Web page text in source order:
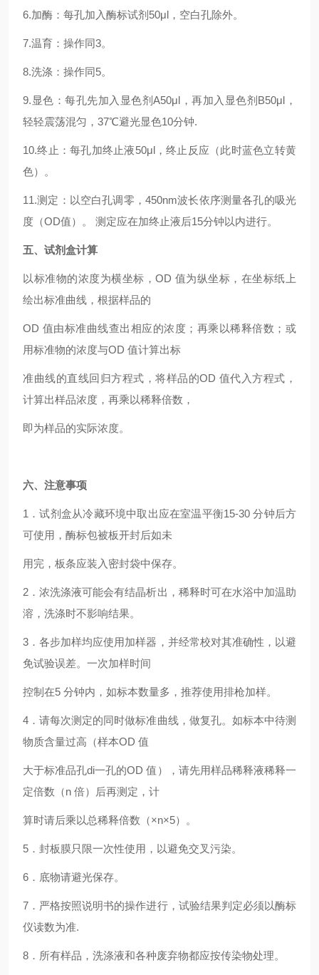
6.加酶：每孔加入酶标试剂50μl，空白孔除外。
7.温育：操作同3。
8.洗涤：操作同5。
9.显色：每孔先加入显色剂A50μl，再加入显色剂B50μl，
轻轻震荡混匀，37℃避光显色10分钟.
10.终止：每孔加终止液50μl，终止反应（此时蓝色立转黄
色）。
11.测定：以空白孔调零，450nm波长依序测量各孔的吸光
度（OD值）。 测定应在加终止液后15分钟以内进行。
五、试剂盒计算
以标准物的浓度为横坐标，OD 值为纵坐标，在坐标纸上
绘出标准曲线，根据样品的
OD 值由标准曲线查出相应的浓度；再乘以稀释倍数；或
用标准物的浓度与OD 值计算出标
准曲线的直线回归方程式，将样品的OD 值代入方程式，
计算出样品浓度，再乘以稀释倍数，
即为样品的实际浓度。
六、注意事项
1．试剂盒从冷藏环境中取出应在室温平衡15-30 分钟后方
可使用，酶标包被板开封后如未
用完，板条应装入密封袋中保存。
2．浓洗涤液可能会有结晶析出，稀释时可在水浴中加温助
溶，洗涤时不影响结果。
3．各步加样均应使用加样器，并经常校对其准确性，以避
免试验误差。一次加样时间
控制在5 分钟内，如标本数量多，推荐使用排枪加样。
4．请每次测定的同时做标准曲线，做复孔。如标本中待测
物质含量过高（样本OD 值
大于标准品孔di一孔的OD 值），请先用样品稀释液稀释一
定倍数（n 倍）后再测定，计
算时请后乘以总稀释倍数（×n×5）。
5．封板膜只限一次性使用，以避免交叉污染。
6．底物请避光保存。
7．严格按照说明书的操作进行，试验结果判定必须以酶标
仪读数为准.
8．所有样品，洗涤液和各种废弃物都应按传染物处理。